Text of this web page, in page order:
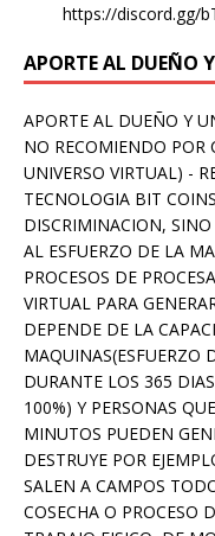
https://discord.gg/
APORTE AL DUEÑO
APORTE AL DUEÑO Y
NO RECOMIENDO POR
UNIVERSO VIRTUAL) -
TECNOLOGIA BIT
DISCRIMINACION,
AL ESFUERZO DE LA
PROCESOS DE
VIRTUAL PARA
DEPENDE DE LA
MAQUINAS(ESFUERZO
DURANTE LOS 365
100%) Y PERSONAS
MINUTOS PUEDEN
DESTRUYE POR
SALEN A CAMPOS
COSECHA O PROCESO